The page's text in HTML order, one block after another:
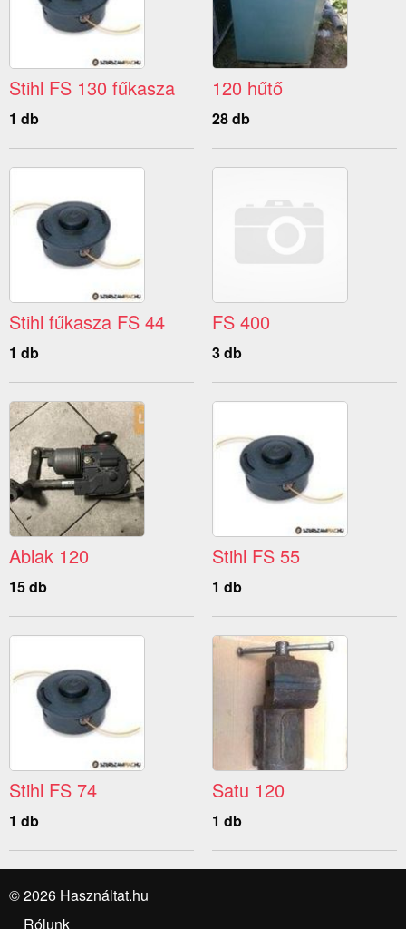
Stihl FS 130 fűkasza
1 db
120 hűtő
28 db
Stihl fűkasza FS 44
1 db
FS 400
3 db
Ablak 120
15 db
Stihl FS 55
1 db
Stihl FS 74
1 db
Satu 120
1 db
© 2026 Használtat.hu
Rólunk